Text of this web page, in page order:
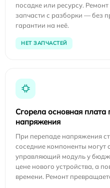
посадке или ресурсу.
запчасти с разборки — без
гарантии на неё.
НЕТ ЗАПЧАСТЕЙ
Сгорела основная плата
напряжения
При перепаде напряжения
соседние компоненты могут
управляющий модуль у
цене нового устройства, а
времени. Ремонт